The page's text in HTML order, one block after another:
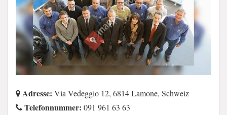
Adresse: Via Vedeggio 12, 6814 Lamone, Schweiz
Telefonnummer: 091 961 63 63